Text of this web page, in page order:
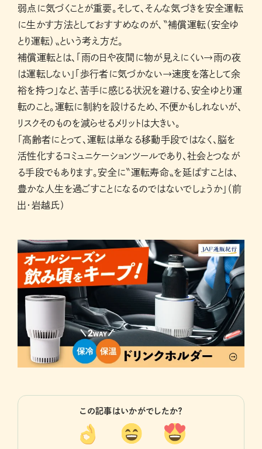
弱点に気づくことが重要。そして、そんな気づきを安全運転
に生かす方法としておすすめなのが、〝補償運転（安全ゆ
とり運転）〟という考え方だ。
補償運転とは、「雨の日や夜間に物が見えにくい→雨の夜
は運転しない」「歩行者に気づかない→速度を落として余
裕を持つ」など、苦手に感じる状況を避ける、安全ゆとり運
転のこと。運転に制約を設けるため、不便かもしれないが、
リスクそのものを減らせるメリットは大きい。
「高齢者にとって、運転は単なる移動手段ではなく、脳を
活性化するコミュニケーションツールであり、社会とつなが
る手段でもあります。安全に〝運転寿命〟を延ばすことは、
豊かな人生を過ごすことになるのではないでしょうか」（前
出・岩越氏）
この記事はいかがでしたか？